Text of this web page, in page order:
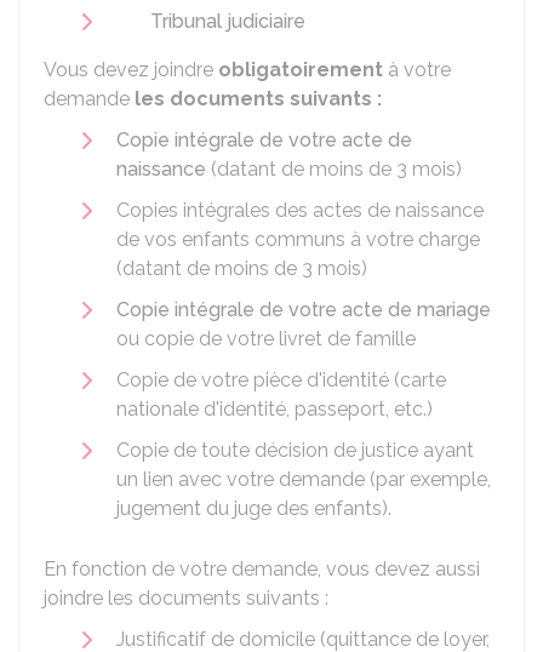
Tribunal judiciaire
Vous devez joindre obligatoirement à votre
demande les documents suivants :
Copie intégrale de votre acte de
naissance (datant de moins de 3 mois)
Copies intégrales des actes de naissance
de vos enfants communs à votre charge
(datant de moins de 3 mois)
Copie intégrale de votre acte de mariage
ou copie de votre livret de famille
Copie de votre pièce d'identité (carte
nationale d'identité, passeport, etc.)
Copie de toute décision de justice ayant
un lien avec votre demande (par exemple,
jugement du juge des enfants).
En fonction de votre demande, vous devez aussi
joindre les documents suivants :
Justificatif de domicile (quittance de loyer,